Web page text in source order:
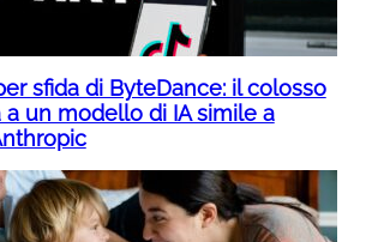
sfida di ByteDance: il colosso
un modello di IA simile a